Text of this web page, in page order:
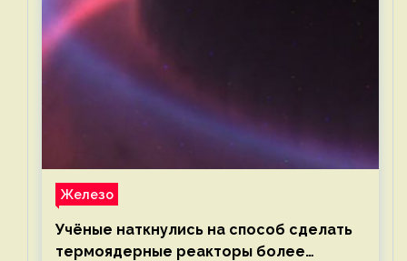
Железо
Учёные наткнулись на способ сделать
термоядерные реакторы более